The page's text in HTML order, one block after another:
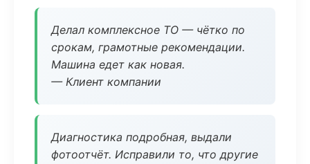
Делал комплексное ТО — чётко по
срокам, грамотные рекомендации.
Машина едет как новая.
— Клиент компании
Диагностика подробная, выдали
фотоотчёт. Исправили то, что другие